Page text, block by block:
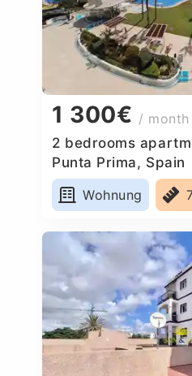
1 300€ / month
2 bedrooms
Punta Prima, Spain
Wohnung